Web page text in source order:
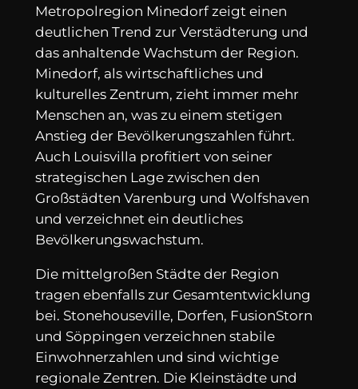
Metropolregion Minedorf zeigt einen
deutlichen Trend zur Verstädterung und
das anhaltende Wachstum der Region.
Minedorf, als wirtschaftliches und
kulturelles Zentrum, zieht immer mehr
Menschen an, was zu einem stetigen
Anstieg der Bevölkerungszahlen führt.
Auch Louisvilla profitiert von seiner
strategischen Lage zwischen den
Großstädten Varenburg und Wolfshaven
und verzeichnet ein deutliches
Bevölkerungswachstum.
Die mittelgroßen Städte der Region
tragen ebenfalls zur Gesamtentwicklung
bei. Stonehouseville, Dorfen, FusionStorn
und Söppingen verzeichnen stabile
Einwohnerzahlen und sind wichtige
regionale Zentren. Die Kleinstädte und